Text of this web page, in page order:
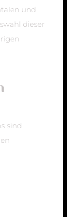
und
dieser
sind